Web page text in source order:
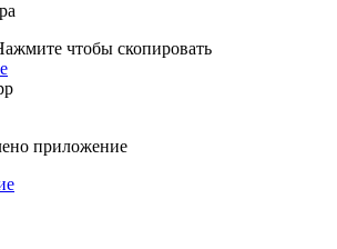
чтобы скопировать
приложение